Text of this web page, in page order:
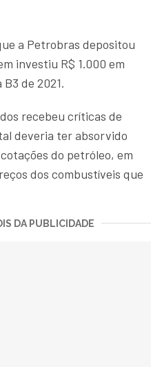
a Petrobras depositou
investiu R$ 1.000 em
de 2021.
recebeu críticas de
deveria ter absorvido
do petróleo, em
dos combustíveis que
DA PUBLICIDADE